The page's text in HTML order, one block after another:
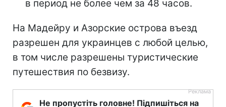
в период не более чем за 48 часов.
На Мадейру и Азорские острова въезд
разрешен для украинцев с любой целью,
в том числе разрешены туристические
путешествия по безвизу.
Не пропустіть головне! Підпишіться на